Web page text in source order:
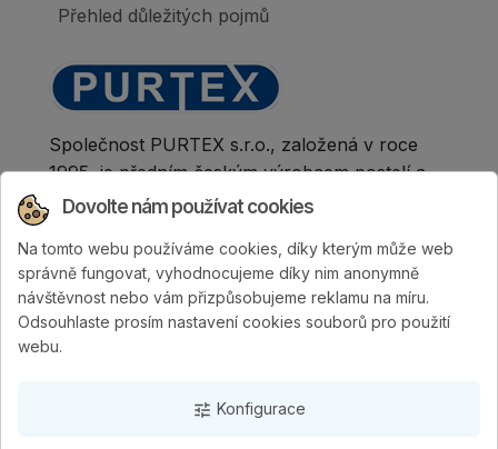
Přehled důležitých pojmů
Společnost PURTEX s.r.o., založená v roce
1995, je předním českým výrobcem postelí a
klinicky hodnocených matrací.
Dovolte nám používat cookies
Na tomto webu používáme cookies, díky kterým může web
správně fungovat, vyhodnocujeme díky nim anonymně
návštěvnost nebo vám přizpůsobujeme reklamu na míru.
Odsouhlaste prosím nastavení cookies souborů pro použití
webu.
tune Konfigurace